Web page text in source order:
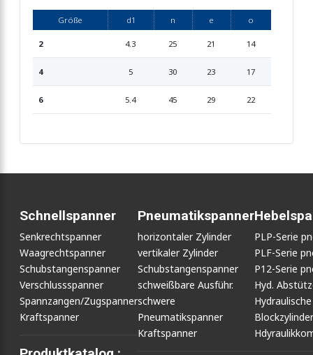
Größe d1 n e o
2 4.3 25 21 14
4 5 30 23 17
6 5.4 45 29 22
Schnellspanner
Senkrechtspanner
Waagrechtspanner
Schubstangenspanner
Verschlussspanner
Spannzangen/Zugspanner
Kraftspanner
Pneumatikspanner
horizontaler Zylinder
vertikaler Zylinder
Schubstangenspanner
schweißbare Ausführ.
schwere
Pneumatikspanner
Kraftspanner
PLP-Serie
PLF-Serie
P12-Serie
Hyd.
Hydraulische
Blockzylinder